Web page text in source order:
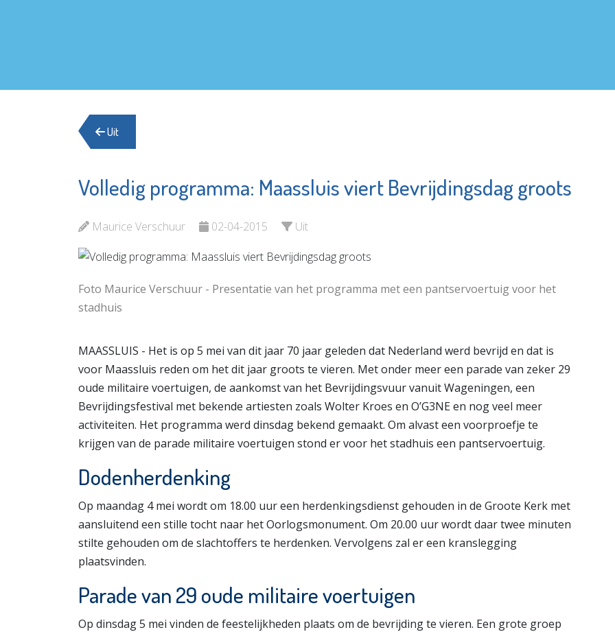
Uit
Volledig programma: Maassluis viert Bevrijdingsdag groots
Maurice Verschuur 02-04-2015 Uit
Foto Maurice Verschuur - Presentatie van het programma met een pantservoertuig voor het
stadhuis
MAASSLUIS - Het is op 5 mei van dit jaar 70 jaar geleden dat Nederland werd bevrijd en dat is
voor Maassluis reden om het dit jaar groots te vieren. Met onder meer een parade van zeker 29
oude militaire voertuigen, de aankomst van het Bevrijdingsvuur vanuit Wageningen, een
Bevrijdingsfestival met bekende artiesten zoals Wolter Kroes en O’G3NE en nog veel meer
activiteiten. Het programma werd dinsdag bekend gemaakt. Om alvast een voorproefje te
krijgen van de parade militaire voertuigen stond er voor het stadhuis een pantservoertuig.
Dodenherdenking
Op maandag 4 mei wordt om 18.00 uur een herdenkingsdienst gehouden in de Groote Kerk met
aansluitend een stille tocht naar het Oorlogsmonument. Om 20.00 uur wordt daar twee minuten
stilte gehouden om de slachtoffers te herdenken. Vervolgens zal er een kranslegging
plaatsvinden.
Parade van 29 oude militaire voertuigen
Op dinsdag 5 mei vinden de feestelijkheden plaats om de bevrijding te vieren. Een grote groep
Bekijk de pagina
ZorgSamen MVS Naut